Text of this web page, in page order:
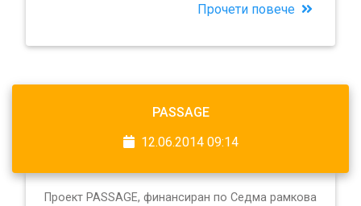
Прочети повече
PASSAGE
12.06.2014 09:14
Проект PASSAGE, финансиран по Седма рамкова